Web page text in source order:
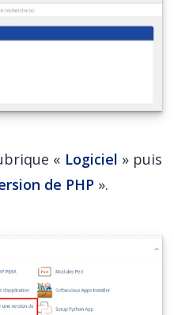
« Logiciel » puis
de PHP ».